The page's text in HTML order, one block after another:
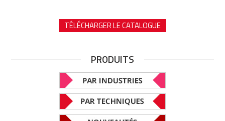
TÉLÉCHARGER LE CATALOGUE
PRODUITS